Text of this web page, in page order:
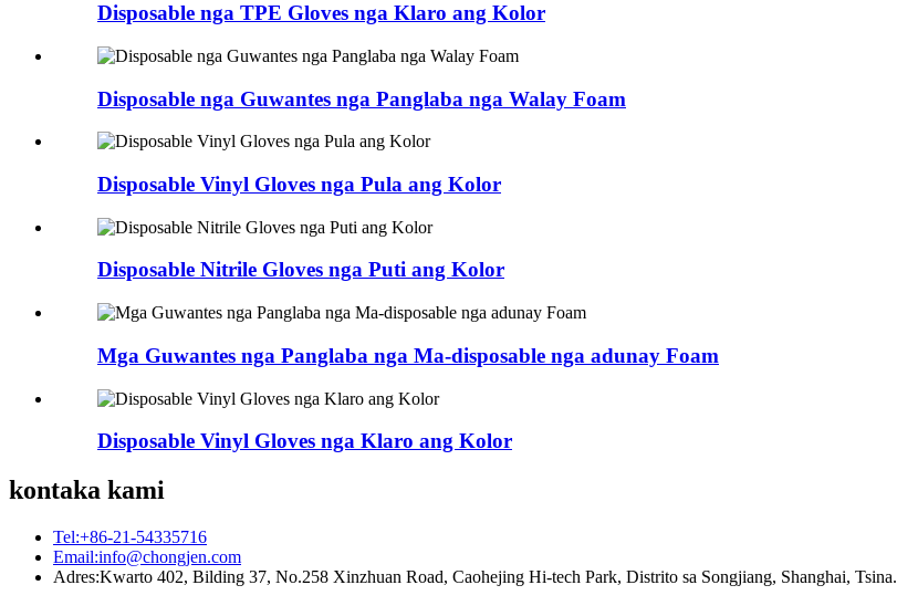
Disposable nga TPE Gloves nga Klaro ang Kolor
Disposable nga Guwantes nga Panglaba nga Walay Foam
Disposable Vinyl Gloves nga Pula ang Kolor
Disposable Nitrile Gloves nga Puti ang Kolor
Mga Guwantes nga Panglaba nga Ma-disposable nga adunay Foam
Disposable Vinyl Gloves nga Klaro ang Kolor
kontaka kami
Tel:+86-21-54335716
Email:info@chongjen.com
Adres:Kwarto 402, Bilding 37, No.258 Xinzhuan Road, Caohejing Hi-tech Park, Distrito sa Songjiang, Shanghai, Tsina.